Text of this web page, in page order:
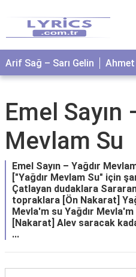
Arif Sağ – Sarı Gelin Ahmet
Emel Sayın
Mevlam Su
Emel Sayın – Yağdır
["Yağdır Mevlam Su" için
Çatlayan dudaklara
topraklara [Ön Nakarat]
Mevla'm su Yağdır
[Nakarat] Alev saracak
...